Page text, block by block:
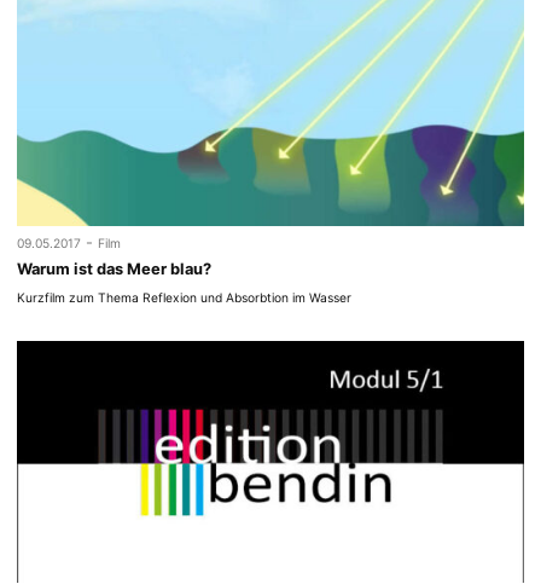
09.05.2017 - Film
Warum ist das Meer blau?
Kurzfilm zum Thema Reflexion und Absorbtion im Wasser